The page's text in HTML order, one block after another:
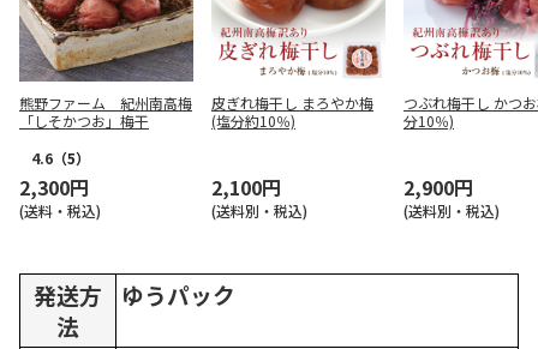
熊野ファーム 紀州南高梅
「しそかつお」梅干
4.6 （5）
2,300円
(送料・税込)
皮ぎれ梅干し まろやか梅
(塩分約10％)
2,100円
(送料別・税込)
つぶれ梅干し かつ
分10％)
2,900円
(送料別・税込)
発送方
法
ゆうパック